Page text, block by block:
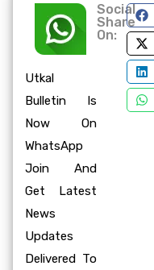
Utkal
Bulletin Is
Now On
WhatsApp
Join And
Get Latest
News
Updates
Delivered To
Social
Share
On: